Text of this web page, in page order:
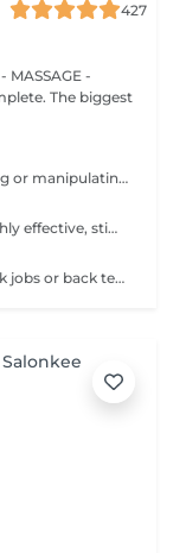
427
MASSAGE -
The biggest
Keep your health! is the practice of kneading or manipulating a person's muscles and other soft-tissue in order to reduce stress, reduce muscle pain, increase relaxation and improve the work of the immune system. Age restrictions: there are no age restrictions for this procedure. Post procedure recommendations: do not do sport and any sharp movements 2-3 hours after the procedure. Frequency: 1-2 times per week, 10 times in total. Repeat once in 3-6 months.
Better health in just an hour! Gentle yet highly effective, stimulates the body's lymphatic system to flush out toxins, reduce swelling, and enhance immunity. This technique uses light, rhythmic strokes to encourage natural drainage, making it perfect for reducing bloating, post-surgery care, and improving skin tone. A go-to for detox and wellness. Age restrictions: there are no age restrictions for this procedure. Post procedure recommendations: do not do sport and any sharp movements 2-3 hours after the procedure. Frequency: 1-2 times per week, 10 times in total. Repeat once in 3-6 months.
Feel alive again! Perfect for clients with desk jobs or back tension, focuses on relieving stress, tightness, and knots in the back and shoulders. Whether you suffer from chronic back pain or occasional tension, this treatment provides targeted relief and improved posture. Cupping therapy is an ancient healing technique that uses special cups to create gentle suction on the skin. This suction promotes blood flow, relieves muscle tension, reduces inflammation, and supports deep relaxation. The treatment can help release toxins, improve circulation, and ease chronic pain or stiffness. Age restrictions: there are no age restrictions for this procedure. Post procedure recommendations: do not do sport and any sharp movements for 2-3 hours after the procedure. Frequency: 1-2 times per week, 10 times in total. Repeat once in 3-6 months.